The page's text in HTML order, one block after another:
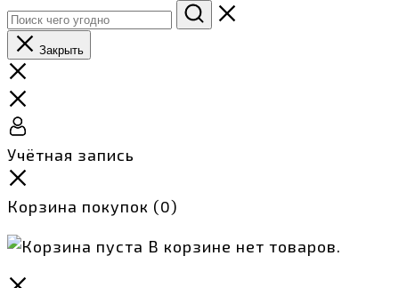
Закрыть
Учётная запись
Корзина покупок (0)
В корзине нет товаров.